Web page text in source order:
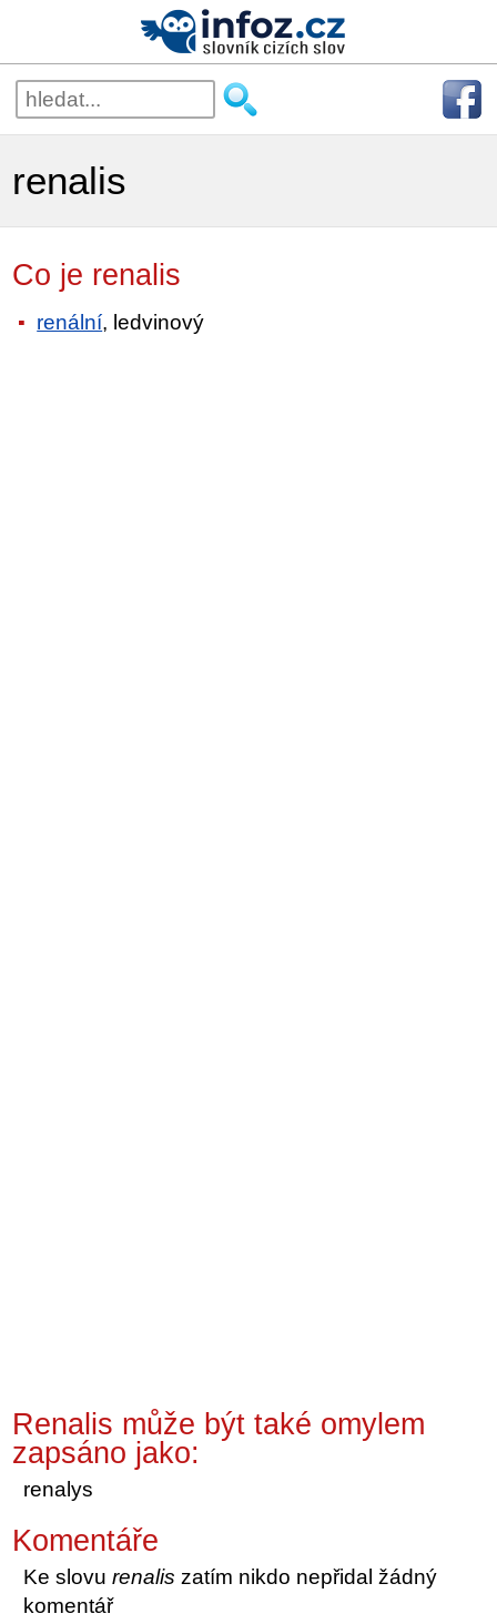
renalis
Co je renalis
renální, ledvinový
Renalis může být také omylem
zapsáno jako:
renalys
Komentáře
Ke slovurenalis zatím nikdo nepřidal žádný
komentář